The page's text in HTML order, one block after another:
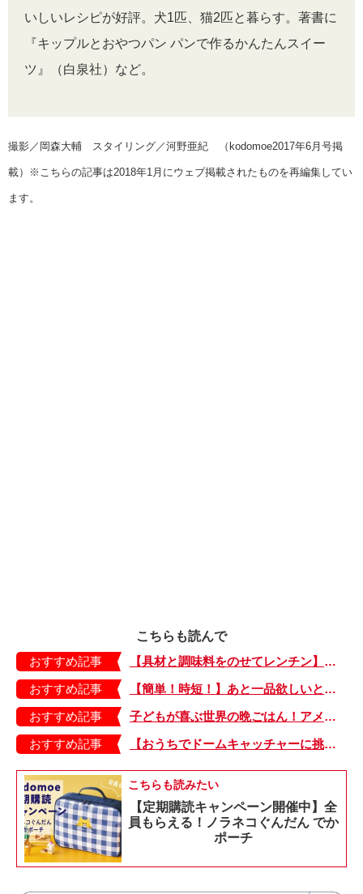
いしいレシピが好評。犬1匹、猫2匹と暮らす。著書に
『キップルとおやつパン パンで作るかんたんスイー
ツ』（白泉社）など。
撮影／岡森大輔 スタイリング／河野亜紀 （kodomoe2017年6月号掲
載）※こちらの記事は2018年1月にウェブ掲載されたものを再編集してい
ます。
こちらも読んで
おすすめ記事
【具材と調味料をのせてレンチン】ケチャップ×バターの王道味！「うどんナポリタン」のできあがり♪
おすすめ記事
【簡単！時短！】あと一品欲しいときにおすすめの「卵とレタスの炒めもの」のレシピ
おすすめ記事
子どもが喜ぶ世界の晩ごはん！アメリカのフライドチキン＆フライドポテト
おすすめ記事
【おうちでドームキャッチャーに挑戦だ】アンパンマン わくわくドームキャッチャー
こちらも読みたい
【定期購読キャンペーン開催中】全
員もらえる！ノラネコぐんだん でか
ポーチ